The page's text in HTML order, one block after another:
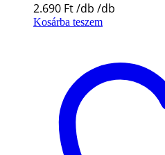
2.690 Ft
Kosárba teszem